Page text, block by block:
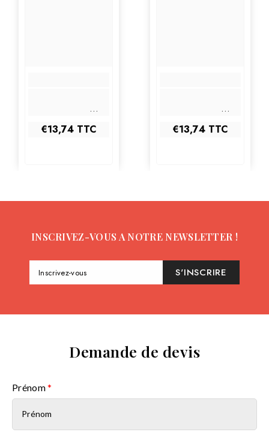
€13,74 TTC €13,74 TTC
INSCRIVEZ-VOUS A NOTRE NEWSLETTER !
Inscrivez-vous S'INSCRIRE
Demande de devis
Prénom*